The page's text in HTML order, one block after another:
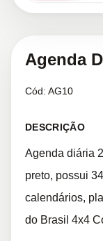
Agenda
Cód: AG10
DESCRIÇÃO
Agenda diária
preto, possui
calendários,
do Brasil 4x4